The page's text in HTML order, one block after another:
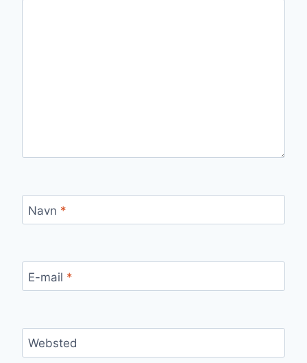
Navn *
E-mail *
Websted